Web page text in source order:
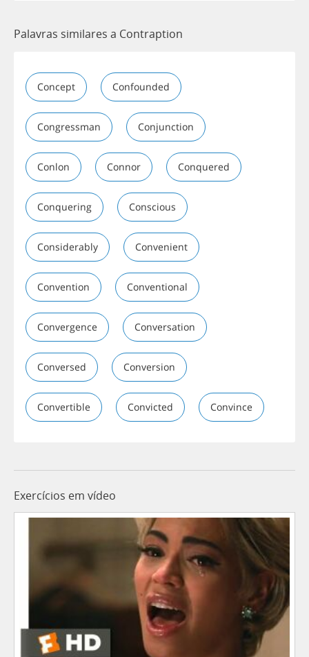
Palavras similares a Contraption
Concept Confounded
Congressman Conjunction
Conlon Connor Conquered
Conquering Conscious
Considerably Convenient
Convention Conventional
Convergence Conversation
Conversed Conversion
Convertible Convicted Convince
Exercícios em vídeo